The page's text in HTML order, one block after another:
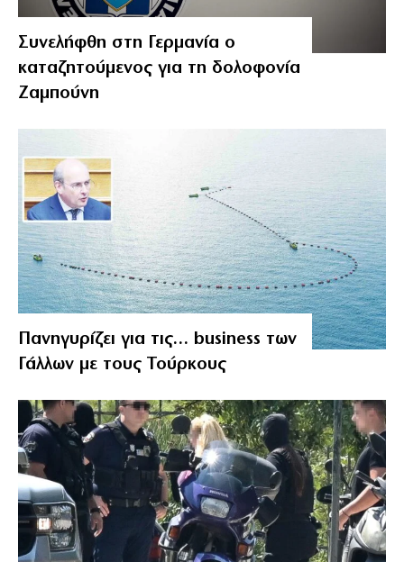
Συνελήφθη στη Γερμανία ο
καταζητούμενος για τη δολοφονία
Ζαμπούνη
Πανηγυρίζει για τις… business των
Γάλλων με τους Τούρκους